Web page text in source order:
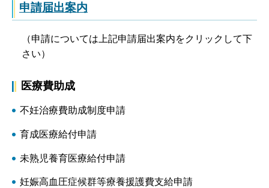
申請届出案内
（申請については上記申請届出案内をクリックして下
さい）
医療費助成
不妊治療費助成制度申請
育成医療給付申請
未熟児養育医療給付申請
妊娠高血圧症候群等療養援護費支給申請